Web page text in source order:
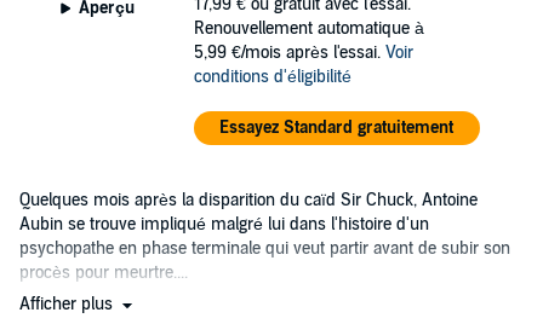
Aperçu 17,99 € ou gratuit avec l'essai.
Renouvellement automatique à
5,99 €/mois après l'essai. Voir
conditions d'éligibilité
Essayez Standard gratuitement
Quelques mois après la disparition du caïd Sir Chuck, Antoine
Aubin se trouve impliqué malgré lui dans l'histoire d'un
psychopathe en phase terminale qui veut partir avant de subir son
procès pour meurtre....
Afficher plus